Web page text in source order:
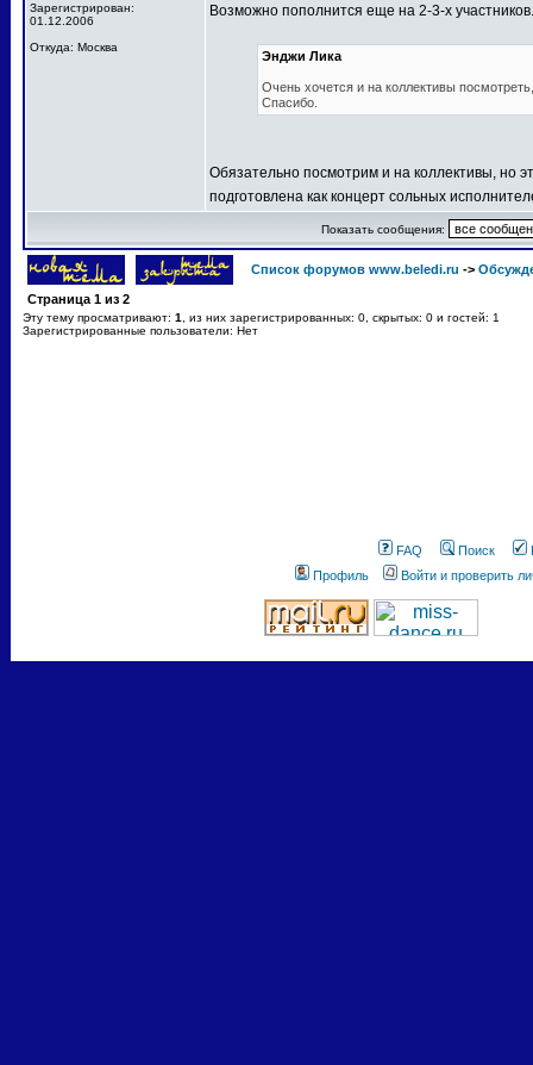
Зарегистрирован:
01.12.2006
Откуда: Москва
Возможно пополнится еще на 2-3-х
Энджи Лика
Очень хочется и на коллективы
Спасибо.
Обязательно посмотрим и на коллективы, но
подготовлена как концерт сольных
Показать сообщения:
Список форумов www.beledi.ru ->
Страница 1 из 2
Эту тему просматривают: 1
, из них зарегистрированных: 0, скрытых: 0 и гостей: 1
Зарегистрированные пользователи: Нет
FAQ Поиск
Профиль
Войти и проверить